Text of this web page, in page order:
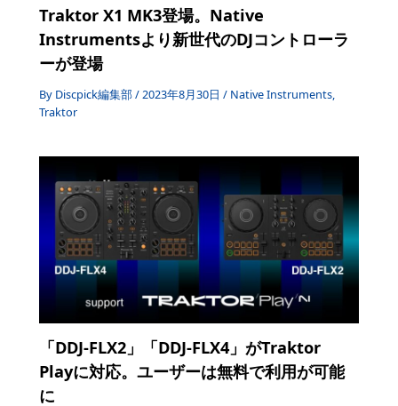
Traktor X1 MK3登場。Native
Instrumentsより新世代のDJコントローラ
ーが登場
By Discpick編集部/2023年8月30日/ Native Instruments,
Traktor
「DDJ-FLX2」「DDJ-FLX4」がTraktor
Playに対応。ユーザーは無料で利用が可能
に